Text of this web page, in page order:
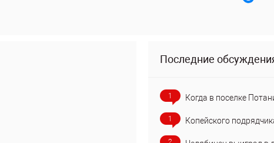
Последние
1 Когда в поселке
1 Копейского